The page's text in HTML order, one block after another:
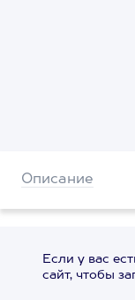
Описание
Если у вас
сайт, чтобы